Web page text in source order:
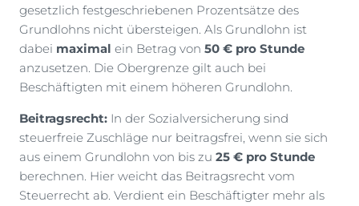
gesetzlich festgeschriebenen Prozentsätze des
Grundlohns nicht übersteigen. Als Grundlohn ist
dabei maximal ein Betrag von 50 € pro Stunde
anzusetzen. Die Obergrenze gilt auch bei
Beschäftigten mit einem höheren Grundlohn.
Beitragsrecht: In der Sozialversicherung sind
steuerfreie Zuschläge nur beitragsfrei, wenn sie sich
aus einem Grundlohn von bis zu 25 € pro Stunde
berechnen. Hier weicht das Beitragsrecht vom
Steuerrecht ab. Verdient ein Beschäftigter mehr als